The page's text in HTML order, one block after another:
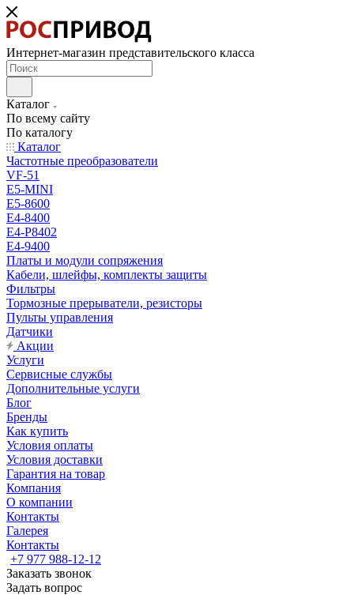
Интернет-магазин представительского класса
Каталог
По всему сайту
По каталогу
Каталог
Частотные преобразователи
VF-51
E5-MINI
Е5-8600
E4-8400
Е4-P8402
Е4-9400
Платы и модули сопряжения
Кабели, шлейфы, комплекты защиты
Фильтры
Тормозные прерыватели, резисторы
Пульты управления
Датчики
Акции
Услуги
Сервисные службы
Дополнительные услуги
Блог
Бренды
Как купить
Условия оплаты
Условия доставки
Гарантия на товар
Компания
О компании
Контакты
Галерея
Контакты
+7 977 988-12-12
Заказать звонок
Задать вопрос